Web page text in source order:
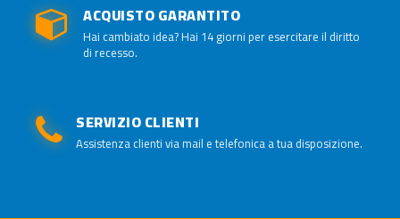
ACQUISTO GARANTITO
Hai cambiato idea? Hai 14 giorni per esercitare il diritto
di recesso.
SERVIZIO CLIENTI
Assistenza clienti via mail e telefonica a tua disposizione.